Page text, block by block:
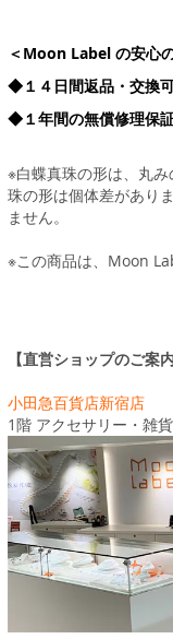
＜Moon Label の安心
◆１４日間返品・交換
◆１年間の無償修理保
※白蝶真珠の形は、丸
珠の形は個体差があり
ません。
※この商品は、Moon
【直営ショップのご案内
小田急百貨店新宿店
1階 アクセサリー・雑